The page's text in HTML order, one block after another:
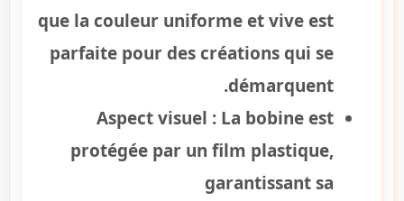
que la couleur uniforme et vive est
parfaite pour des créations qui se
démarquent.
Aspect visuel : La bobine est
protégée par un film plastique,
garantissant sa